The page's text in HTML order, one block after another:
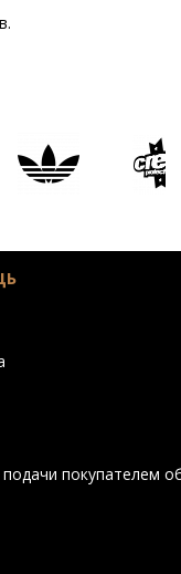
убыванию
покупателем